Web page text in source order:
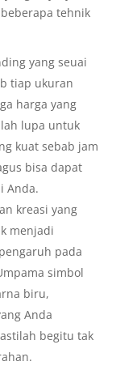
tehnik
yang seuai
tiap ukuran
harga yang
lupa untuk
kuat sebab jam
bisa dapat
Anda.
kreasi yang
menjadi
pada
simbol
biru,
Anda
begitu tak